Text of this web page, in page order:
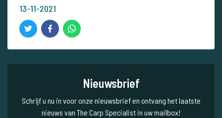
13-11-2021
Nieuwsbrief
Schrijf u nu in voor onze nieuwsbrief en ontvang het laatste
nieuws van The Carp Specialist in uw mailbox!